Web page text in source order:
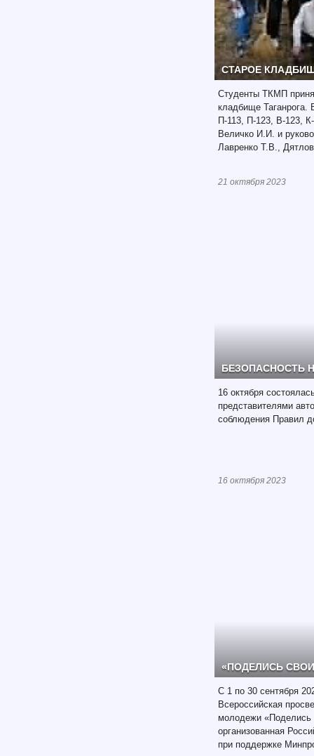
СТАРОЕ
Студенты ТКМП
кладбище Таганрога.
П-113, П-123, В-123,
Величко И.И. и
Лавренко Т.В.,
21 октября 2023
БЕЗОПАСНОСТЬ
16 октября
представителями
соблюдения Правил
16 октября 2023
«ПОДЕЛИСЬ
С 1 по 30 сентября
Всероссийская
молодежи «Поделись
организованная
при поддержке